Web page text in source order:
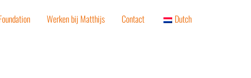
Werken bij Matthijs Contact Dutch